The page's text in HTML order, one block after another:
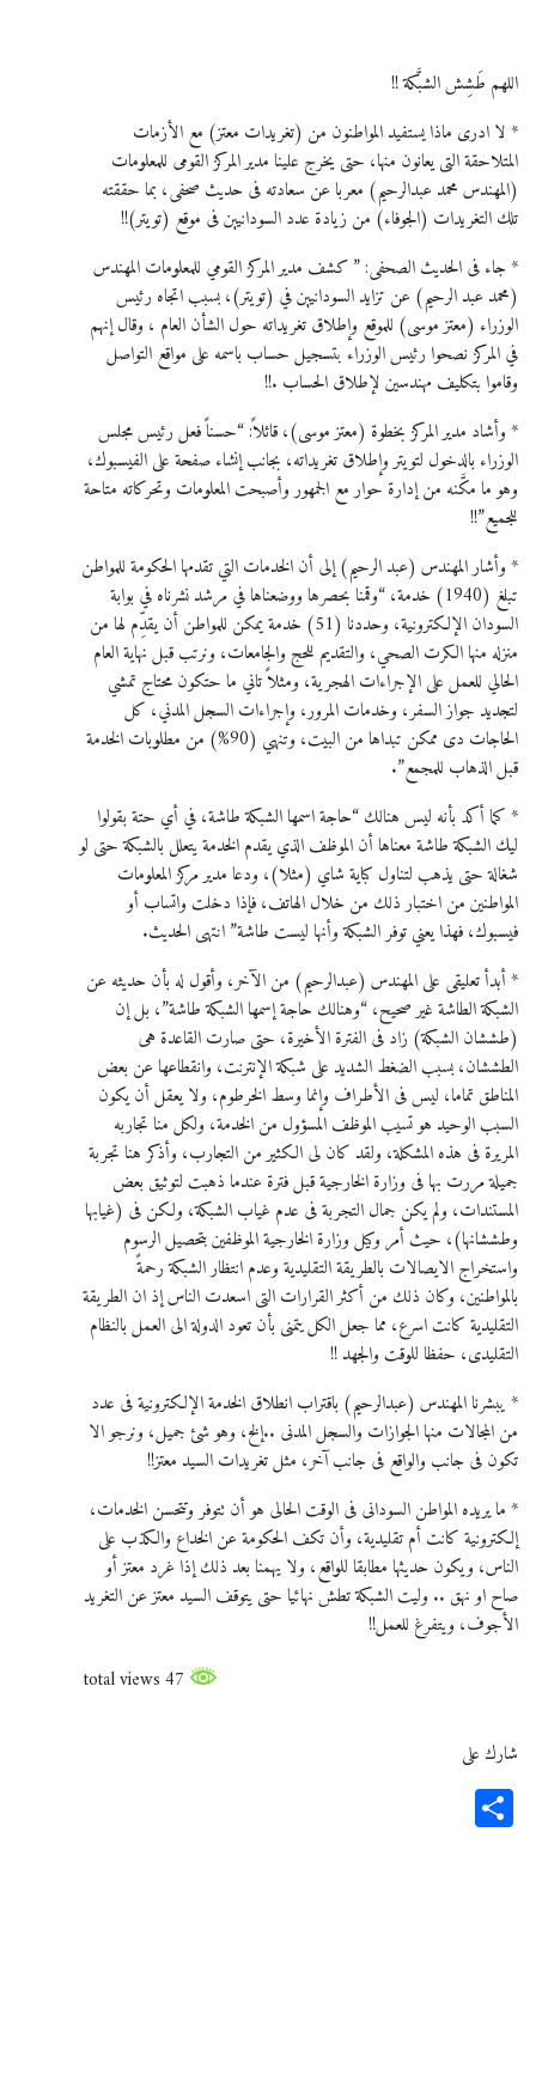
اللهم طَشِش الشبَّكة !!
* لا ادرى ماذا يستفيد المواطنون من (تغريدات معتز) مع الأزمات
المتلاحقة التى يعانون منها، حتى يخرج علينا مدير المركز القومى للمعلومات
(المهندس محمد عبدالرحيم) معربا عن سعادته فى حديث صحفى، بما حققته
تلك التغريدات (الجوفاء) من زيادة عدد السودانيين فى موقع (تويتر)!!
* جاء فى الحديث الصحفى: ” كشف مدير المركز القومي للمعلومات المهندس
(محمد عبد الرحيم) عن تزايد السودانيين في (تويتر)، بسبب اتجاه رئيس
الوزراء (معتز موسى) للموقع وإطلاق تغريداته حول الشأن العام ، وقال إنهم
في المركز نصحوا رئيس الوزراء بتسجيل حساب باسمه على مواقع التواصل
وقاموا بتكليف مهندسين لإطلاق الحساب .!!
* وأشاد مدير المركز بخطوة (معتز موسى)، قائلاً: “حسناً فعل رئيس مجلس
الوزراء بالدخول لتويتر وإطلاق تغريداته، بجانب إنشاء صفحة على الفيسبوك،
وهو ما مكَّنه من إدارة حوار مع الجمهور وأصبحت المعلومات وتحركاته متاحة
للجميع”!!
* وأشار المهندس (عبد الرحيم) إلى أن الخدمات التي تقدمها الحكومة للمواطن
تبلغ (1940) خدمة، “وقمنا بحصرها ووضعناها في مرشد نشرناه في بوابة
السودان الإلكترونية، وحددنا (51) خدمة يمكن للمواطن أن يقدِّم لها من
منزله منها الكرت الصحي، والتقديم للحج والجامعات، ونرتب قبل نهاية العام
الحالي للعمل على الإجراءات الهجرية، ومثلاً تاني ما حتكون محتاج تمشي
لتجديد جواز السفر، وخدمات المرور، وإجراءات السجل المدني، كل
الحاجات دى ممكن تبداها من البيت، وتنهي (90%) من مطلوبات الخدمة
قبل الذهاب للمجمع”.
* كما أكد بأنه ليس هنالك “حاجة اسمها الشبكة طاشة، في أي حتة بقولوا
ليك الشبكة طاشة معناها أن الموظف الذي يقدم الخدمة يتعلل بالشبكة حتى لو
شغالة حتى يذهب لتناول كباية شاي (مثلا)، ودعا مدير مركز المعلومات
المواطنين من اختبار ذلك من خلال الهاتف، فإذا دخلت واتساب أو
فيسبوك، فهذا يعني توفر الشبكة وأنها ليست طاشة” انتهى الحديث.
* أبدأ تعليقى على المهندس (عبدالرحيم) من الآخر، وأقول له بأن حديثه عن
الشبكة الطاشة غير صحيح، “وهنالك حاجة إسمها الشبكة طاشة”، بل إن
(طششان الشبكة) زاد فى الفترة الأخيرة، حتى صارت القاعدة هى
الطششان، بسبب الضغط الشديد على شبكة الإنترنت، وانقطاعها عن بعض
المناطق تماما، ليس فى الأطراف وإنما وسط الخرطوم، ولا يعقل أن يكون
السبب الوحيد هو تسيب الموظف المسؤول من الخدمة، ولكل منا تجاربه
المريرة فى هذه المشكلة، ولقد كان لى الكثير من التجارب، وأذكر هنا تجربة
جميلة مررت بها فى وزارة الخارجية قبل فترة عندما ذهبت لتوثيق بعض
المستندات، ولم يكن جمال التجربة فى عدم غياب الشبكة، ولكن فى (غيابها
وطششانها)، حيث أمر وكيل وزارة الخارجية الموظفين بتحصيل الرسوم
واستخراج الايصالات بالطريقة التقليدية وعدم انتظار الشبكة رحمةً
بالمواطنين، وكان ذلك من أكثر القرارات التى اسعدت الناس إذ ان الطريقة
التقليدية كانت اسرع، مما جعل الكل يتمنى بأن تعود الدولة الى العمل بالنظام
التقليدى، حفظا للوقت والجهد !!
* يبشرنا المهندس (عبدالرحيم) باقتراب انطلاق الخدمة الإلكترونية فى عدد
من المجالات منها الجوازات والسجل المدنى ..إلخ، وهو شئ جميل، ونرجو الا
تكون فى جانب والواقع فى جانب آخر، مثل تغريدات السيد معتز!!
* ما يريده المواطن السودانى فى الوقت الحالى هو أن تتوفر وتتحسن الخدمات،
إلكترونية كانت أم تقليدية، وأن تكف الحكومة عن الخداع والكذب على
الناس، ويكون حديثها مطابقا للواقع، ولا يهمنا بعد ذلك إذا غرد معتز أو
صاح او نهق .. وليت الشبكة تطش نهائيا حتى يتوقف السيد معتز عن التغريد
الأجوف، ويتفرغ للعمل!!
شارك على